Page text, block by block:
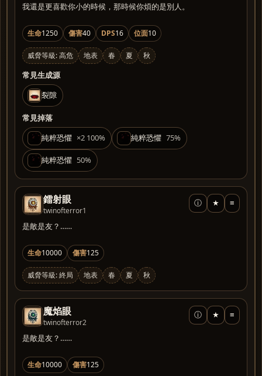
我還是更喜歡你小的時候，那時候你煩的是別人。
生命1250 傷害40 DPS16 位面10
威脅等級: 高危 地表 春 夏 秋
常見生成源
裂隙
常見掉落
純粹恐懼 ×2 100% 純粹恐懼 75%
純粹恐懼 50%
鐳射眼
twinofterror1
ⓘ ★ ≡
是敵是友？……
生命10000 傷害125
威脅等級: 終局 地表 春 夏 秋
魔焰眼
twinofterror2
ⓘ ★ ≡
是敵是友？……
生命10000 傷害125